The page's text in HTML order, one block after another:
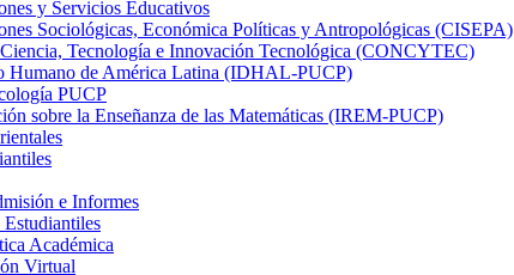
y Servicios Educativos
Sociológicas, Económica Políticas y Antropológicas (CISEPA)
Tecnología e Innovación Tecnológica (CONCYTEC)
Humano de América Latina (IDHAL-PUCP)
PUCP
sobre la Enseñanza de las Matemáticas (IREM-PUCP)
e Informes
Académica
Virtual